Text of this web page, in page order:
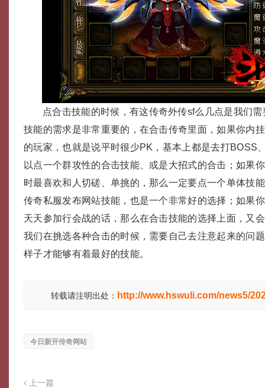
点合击技能的时候，有这传奇外传sf么几点是我们
技能的需求是非常重要的，在合击传奇里面，如果你内
的玩家，也就是说平时很少PK，基本上都是去打BOSS
以点一个群攻性的合击技能、或是大招式的合击；如果
时最喜欢和人切磋、单挑的，那么一定要点一个单体技
传奇私服发布网站技能，也是一个非常好的选择；如果
天天参加行会战的话，那么在合击技能的选择上面，又
我们在挑选各种合击的时候，需要自己去注意起来的问
样子才能够有着最好的技能。
转载请注明出处： http://www.hswuli.com/news5/
今日新开传奇网站
上一篇